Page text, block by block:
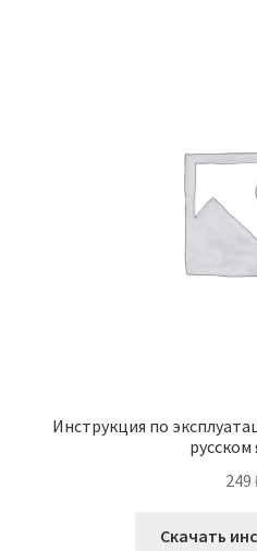
Инструкция по
русском
249
Скачать